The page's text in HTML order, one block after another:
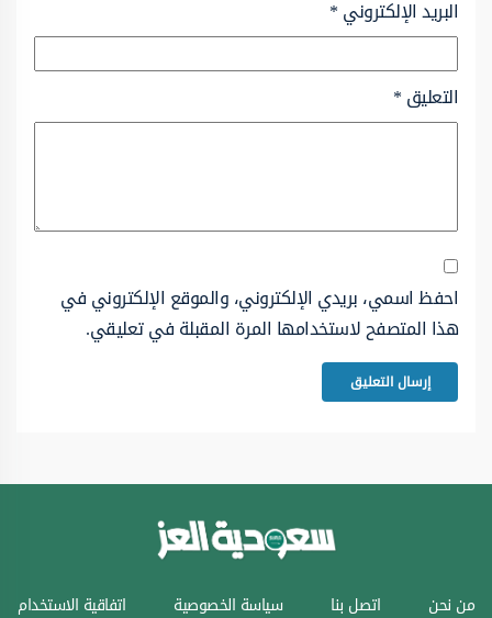
البريد الإلكتروني*
التعليق*
احفظ اسمي، بريدي الإلكتروني، والموقع الإلكتروني في
هذا المتصفح لاستخدامها المرة المقبلة في تعليقي.
من نحن اتصل بنا سياسة الخصوصية اتفاقية الاستخدام